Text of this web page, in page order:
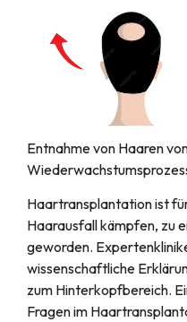
Entnahme von Haaren
Haartransplantation ist
Haarausfall kämpfen, zu
geworden.
wissenschaftliche
zum Hinterkopfbereich.
Fragen im